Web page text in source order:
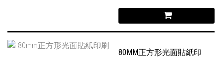
80MM正方形光面貼紙印